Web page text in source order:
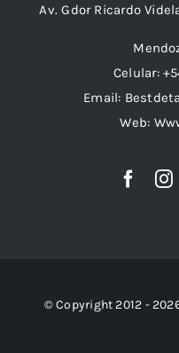
Av. Gdor Ricardo
Celular:
Email:
Web:
© Copyright 2012 -